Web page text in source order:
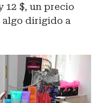
12 $, un precio
algo dirigido a